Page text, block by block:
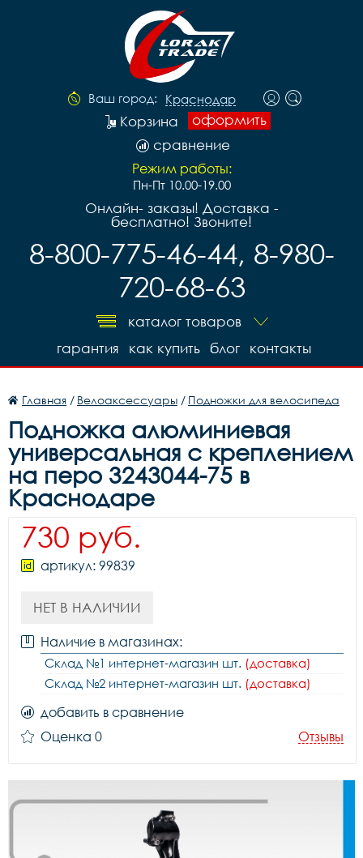
Ваш город: Краснодар
оформить
Корзина
сравнение
Режим работы:
Пн-Пт 10.00-19.00
Онлайн- заказы! Доставка -
бесплатно! Звоните!
8-800-775-46-44, 8-980-
720-68-63
каталог товаров
контакты
блог
как купить
гарантия
Главная / Велоаксессуары / Подножки для велосипеда
Подножка алюминиевая
универсальная с креплением
на перо 3243044-75 в
Краснодаре
730 руб.
артикул: 99839
НЕТ В НАЛИЧИИ
Наличие в магазинах:
Склад №1 интернет-магазин шт. (доставка)
Склад №2 интернет-магазин шт. (доставка)
добавить в сравнение
Оценка 0
Отзывы